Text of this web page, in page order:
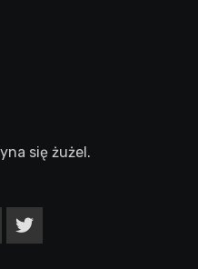
się żużel.